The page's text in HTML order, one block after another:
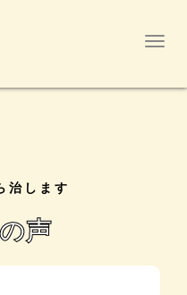
治します
声